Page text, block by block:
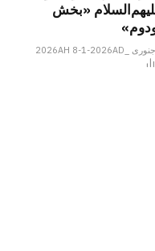
علیهم‌السلام «بخش